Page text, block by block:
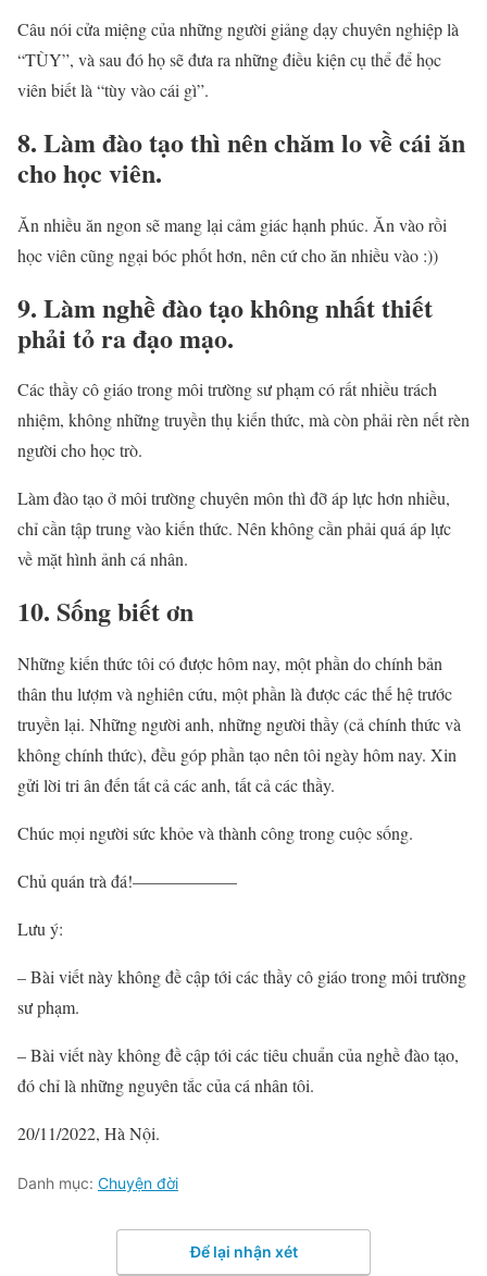
Câu nói cửa miệng của những người giảng dạy chuyên nghiệp là
“TÙY”, và sau đó họ sẽ đưa ra những điều kiện cụ thể để học
viên biết là “tùy vào cái gì”.
8. Làm đào tạo thì nên chăm lo về cái ăn
cho học viên.
Ăn nhiều ăn ngon sẽ mang lại cảm giác hạnh phúc. Ăn vào rồi
học viên cũng ngại bóc phốt hơn, nên cứ cho ăn nhiều vào :))
9. Làm nghề đào tạo không nhất thiết
phải tỏ ra đạo mạo.
Các thầy cô giáo trong môi trường sư phạm có rất nhiều trách
nhiệm, không những truyền thụ kiến thức, mà còn phải rèn nết rèn
người cho học trò.
Làm đào tạo ở môi trường chuyên môn thì đỡ áp lực hơn nhiều,
chỉ cần tập trung vào kiến thức. Nên không cần phải quá áp lực
về mặt hình ảnh cá nhân.
10. Sống biết ơn
Những kiến thức tôi có được hôm nay, một phần do chính bản
thân thu lượm và nghiên cứu, một phần là được các thế hệ trước
truyền lại. Những người anh, những người thầy (cả chính thức và
không chính thức), đều góp phần tạo nên tôi ngày hôm nay. Xin
gửi lời tri ân đến tất cả các anh, tất cả các thầy.
Chúc mọi người sức khỏe và thành công trong cuộc sống.
Chủ quán trà đá!——————
Lưu ý:
– Bài viết này không đề cập tới các thầy cô giáo trong môi trường
sư phạm.
– Bài viết này không đề cập tới các tiêu chuẩn của nghề đào tạo,
đó chỉ là những nguyên tắc của cá nhân tôi.
20/11/2022, Hà Nội.
Danh mục: Chuyện đời
Để lại nhận xét